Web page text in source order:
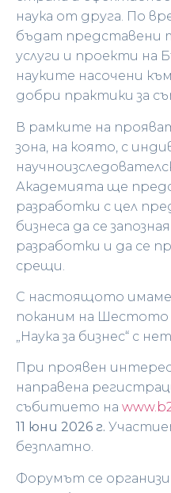
наука от друга. По
бъдат представени
услуги и проекти на
науките насочени
добри практики за
В рамките на
зона, на която, с
Академията ще
разработки с цел
бизнеса да се
разработки и да се
срещи.
С настоящото
поканим на Шестото
„Наука за бизнес“ с
При проявен
направена
събитието на
11 юни 2026 г.
безплатно.
Форумът се